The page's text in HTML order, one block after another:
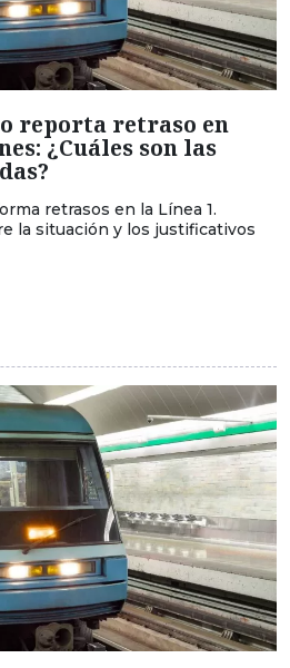
reporta retraso en
¿Cuáles son las
retrasos en la Línea 1.
la situación y los justificativos